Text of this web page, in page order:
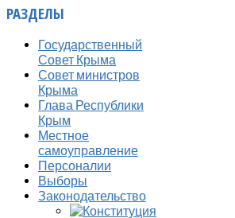
РАЗДЕЛЫ
Государственный
Совет Крыма
Совет министров
Крыма
Глава Республики
Крым
Местное
самоуправление
Персоналии
Выборы
Законодательство